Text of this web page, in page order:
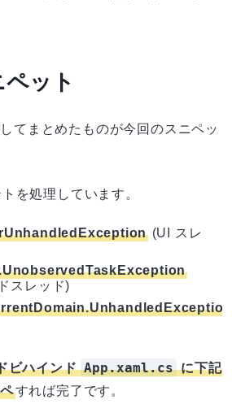
ット
てまとめたものが今回のスニペッ
を処理しています。
(UI スレ
スレッド)
ビハインド App.xaml.cs に下記
すれば完了です。